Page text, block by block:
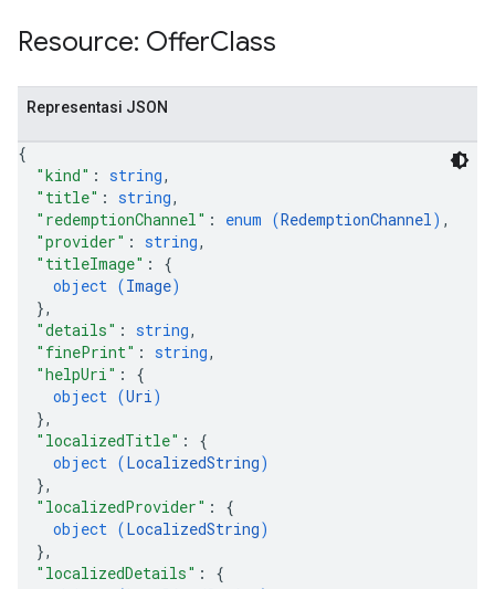
Resource: OfferClass
Representasi JSON
{
"kind" : string,
"title" : string,
"redemptionChannel" : enum (RedemptionChannel) ,
"provider" : string,
"titleImage" : {
object (Image)
},
"details" : string,
"finePrint" : string,
"helpUri" : {
object (Uri)
},
"localizedTitle" : {
object (LocalizedString)
},
"localizedProvider" : {
object (LocalizedString)
},
"localizedDetails" : {